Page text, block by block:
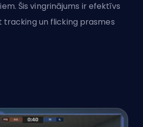
Šis vingrinājums ir efektīvs
tracking un flicking prasmes